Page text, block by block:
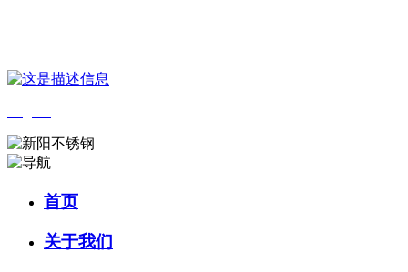
首页
关于我们